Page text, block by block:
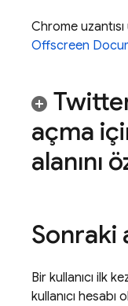
Chrome
Offscreen
açma
alanını
Sonraki
Bir kullanıcı ilk
kullanıcı hesabı